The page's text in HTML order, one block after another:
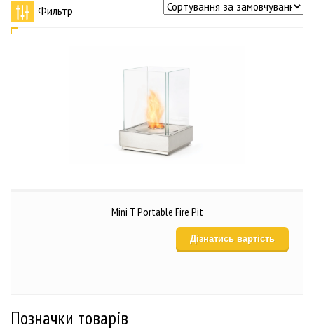
Фильтр
Mini T Portable Fire Pit
Дізнатись вартість
Позначки товарів